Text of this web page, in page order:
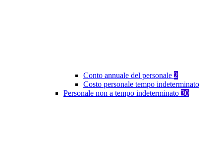
Conto annuale del personale 2
Costo personale tempo indeterminato
Personale non a tempo indeterminato 30